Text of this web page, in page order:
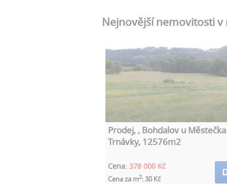
Nejnovější nemovitosti v
Prodej, , Bohdalov u Městečka
Trnávky, 12576m2
Cena: 378 000 Kč
Cena za m2: 30 Kč